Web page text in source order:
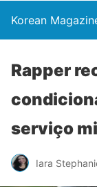
Korean
Rapper
serviço
Iara